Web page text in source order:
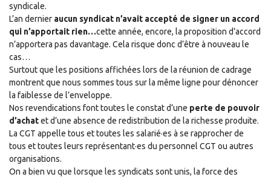
syndicale.
L’an dernier aucun syndicat n’avait accepté de signer un accord
qui n’apportait rien…cette année, encore, la proposition d’accord
n’apportera pas davantage. Cela risque donc d’être à nouveau le
cas…
Surtout que les positions affichées lors de la réunion de cadrage
montrent que nous sommes tous sur la même ligne pour dénoncer
la faiblesse de l’enveloppe.
Nos revendications font toutes le constat d’une perte de pouvoir
d’achatet d’une absence de redistribution de la richesse produite.
La CGT appelle tous et toutes les salarié·es à se rapprocher de
tous et toutes leurs représentant·es du personnel CGT ou autres
organisations.
On a bien vu que lorsque les syndicats sont unis, la force des